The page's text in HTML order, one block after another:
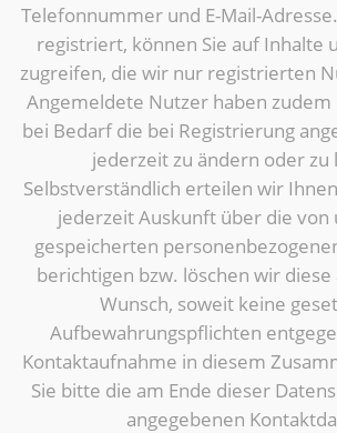
Telefonnummer und E-Mail-
registriert, können Sie auf Inhalte
zugreifen, die wir nur registrierten
Angemeldete Nutzer haben zudem
bei Bedarf die bei Registrierung
jederzeit zu ändern oder zu
Selbstverständlich erteilen wir
jederzeit Auskunft über die von
gespeicherten
berichtigen bzw. löschen wir
Wunsch, soweit keine
Aufbewahrungspflichten
Kontaktaufnahme in diesem
Sie bitte die am Ende dieser
angegebenen